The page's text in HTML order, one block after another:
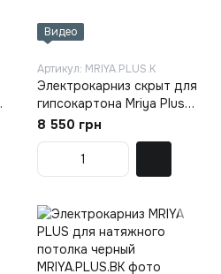
Видео
Артикул: MRIYA.PLUS.K
Электрокарниз скрыт для
гипсокартона Mriya Plus
комплект (MRIYA.PLUS.K)
8 550 грн